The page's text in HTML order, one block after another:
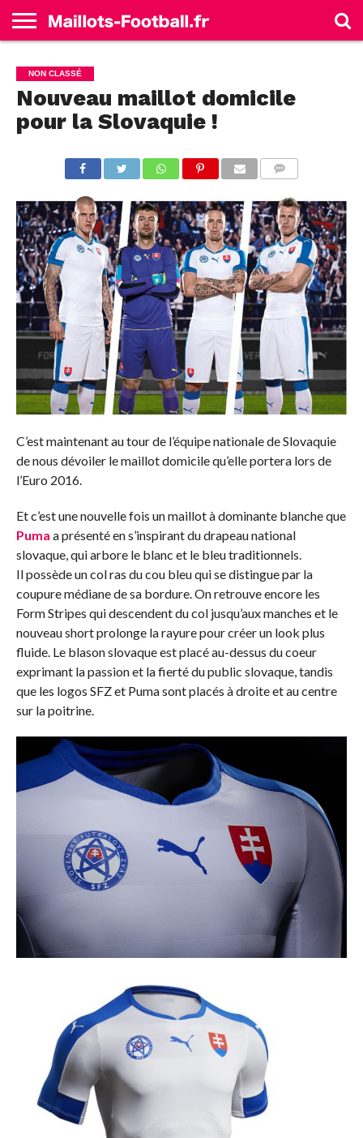
ALLEMAGNE
ANGLETERRE
ESPAGNE
FRANCE
ITALIE
SÉLECTIONS
MARQUES
NON CLASSÉ
Nouveau maillot domicile
pour la Slovaquie !
C’est maintenant au tour de l’équipe nationale de Slovaquie
de nous dévoiler le maillot domicile qu’elle portera lors de
l’Euro 2016.
Et c’est une nouvelle fois un maillot à dominante blanche que
Puma a présenté en s’inspirant du drapeau national
slovaque, qui arbore le blanc et le bleu traditionnels.
Il possède un col ras du cou bleu qui se distingue par la
coupure médiane de sa bordure. On retrouve encore les
Form Stripes qui descendent du col jusqu’aux manches et le
nouveau short prolonge la rayure pour créer un look plus
fluide. Le blason slovaque est placé au-dessus du coeur
exprimant la passion et la fierté du public slovaque, tandis
que les logos SFZ et Puma sont placés à droite et au centre
sur la poitrine.